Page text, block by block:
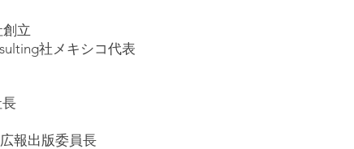
立
社メキシコ代表
版委員長